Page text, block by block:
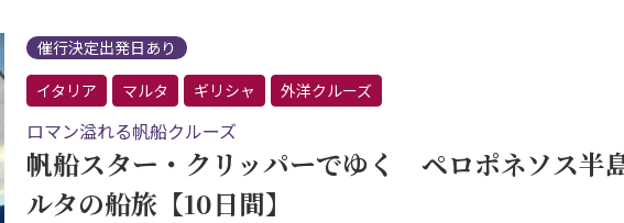
催行決定出発日あり
イタリア
マルタ ギリシャ 外洋クルーズ
ロマン溢れる帆船クルーズ
帆船スター・クリッパーでゆく ペロポネソス半
ルタの船旅【10日間】